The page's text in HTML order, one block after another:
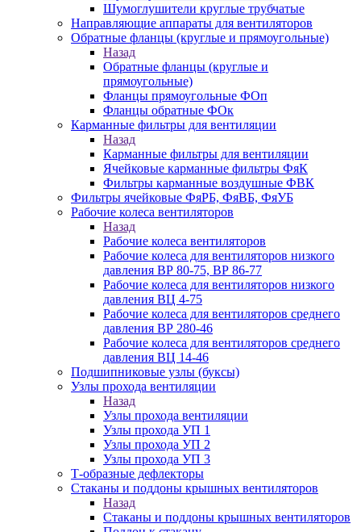
Шумоглушители круглые трубчатые
Направляющие аппараты для вентиляторов
Обратные фланцы (круглые и прямоугольные)
Назад
Обратные фланцы (круглые и
прямоугольные)
Фланцы прямоугольные ФОп
Фланцы обратные ФОк
Карманные фильтры для вентиляции
Назад
Карманные фильтры для вентиляции
Ячейковые карманные фильтры ФяК
Фильтры карманные воздушные ФВК
Фильтры ячейковые ФяРБ, ФяВБ, ФяУБ
Рабочие колеса вентиляторов
Назад
Рабочие колеса вентиляторов
Рабочие колеса для вентиляторов низкого
давления ВР 80-75, ВР 86-77
Рабочие колеса для вентиляторов низкого
давления ВЦ 4-75
Рабочие колеса для вентиляторов среднего
давления ВР 280-46
Рабочие колеса для вентиляторов среднего
давления ВЦ 14-46
Подшипниковые узлы (буксы)
Узлы прохода вентиляции
Назад
Узлы прохода вентиляции
Узлы прохода УП 1
Узлы прохода УП 2
Узлы прохода УП 3
Т-образные дефлекторы
Стаканы и поддоны крышных вентиляторов
Назад
Стаканы и поддоны крышных вентиляторов